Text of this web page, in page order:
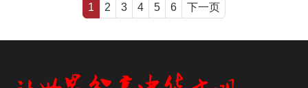
1 2 3 4 5 6 下一页